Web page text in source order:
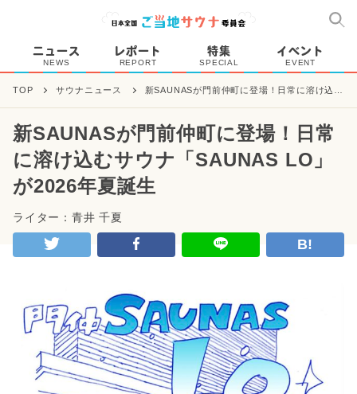
ニュース
NEWS
レポート
REPORT
特集
SPECIAL
イベント
EVENT
TOP サウナニュース
新SAUNASが門前仲町に登場！日常に溶け込む
新SAUNASが門前仲町に登場！日常
に溶け込むサウナ「SAUNAS LO」
が2026年夏誕生
ライター：青井 千夏
B!